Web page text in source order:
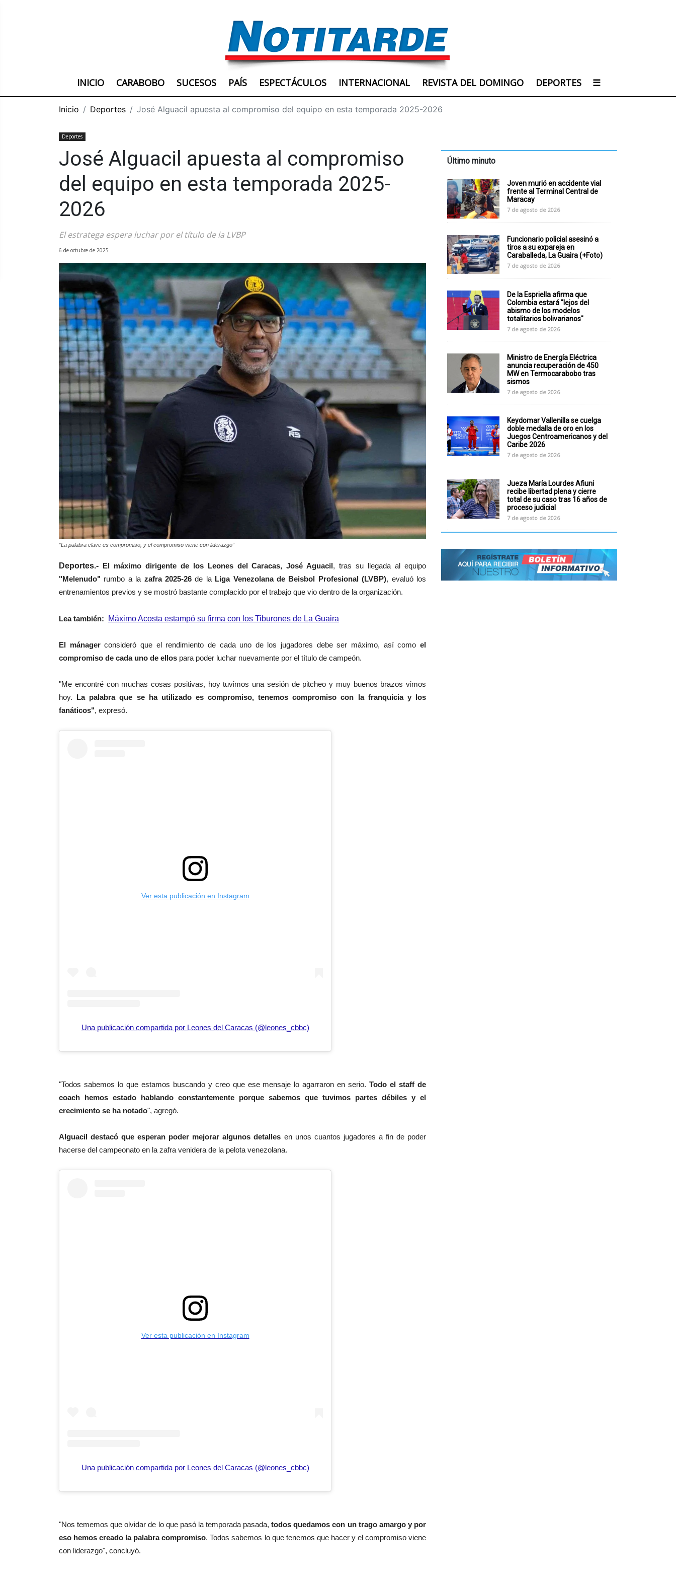
INICIO CARABOBO SUCESOS PAÍS ESPECTÁCULOS INTERNACIONAL REVISTA DEL DOMINGO DEPORTES ☰
Inicio Deportes José Alguacil apuesta al compromiso del equipo en esta temporada 2025-2026
Deportes
José Alguacil apuesta al compromiso
del equipo en esta temporada 2025-
2026
El estratega espera luchar por el título de la LVBP
6 de octubre de 2025
“La palabra clave es compromiso, y el compromiso viene con liderazgo”
Deportes.- El máximo dirigente de los Leones del Caracas, José Aguacil, tras su llegada al equipo
"Melenudo" rumbo a la zafra 2025-26 de la Liga Venezolana de Beisbol Profesional (LVBP), evaluó los
entrenamientos previos y se mostró bastante complacido por el trabajo que vio dentro de la organización.
Lea también: Máximo Acosta estampó su firma con los Tiburones de La Guaira
El mánagerconsideró que el rendimiento de cada uno de los jugadores debe ser máximo, así comoel
compromiso de cada uno de ellos para poder luchar nuevamente por el título de campeón.
"Me encontré con muchas cosas positivas, hoy tuvimos una sesión de pitcheo y muy buenos brazos vimos
hoy. La palabra que se ha utilizado es compromiso, tenemos compromiso con la franquicia y los
fanáticos", expresó.
Ver esta publicación en Instagram
Una publicación compartida por Leones del Caracas (@leones_cbbc)
"Todos sabemos lo que estamos buscando y creo que ese mensaje lo agarraron en serio.Todo el staff de
coach hemos estado hablando constantemente porque sabemos que tuvimos partes débiles y el
crecimiento se ha notado", agregó.
Alguacil destacó que esperan poder mejorar algunos detalles en unos cuantos jugadores a fin de poder
hacerse del campeonato en la zafra venidera de la pelota venezolana.
Ver esta publicación en Instagram
Una publicación compartida por Leones del Caracas (@leones_cbbc)
"Nos tememos que olvidar de lo que pasó la temporada pasada, todos quedamos con un trago amargo y por
eso hemos creado la palabra compromiso. Todos sabemos lo que tenemos que hacer y el compromiso viene
con liderazgo", concluyó.
Último minuto
Joven murió en accidente vial
frente al Terminal Central de
Maracay
7 de agosto de 2026
Funcionario policial asesinó a
tiros a su expareja en
Caraballeda, La Guaira (+Foto)
7 de agosto de 2026
De la Espriella afirma que
Colombia estará "lejos del
abismo de los modelos
totalitarios bolivarianos"
7 de agosto de 2026
Ministro de Energía Eléctrica
anuncia recuperación de 450
MW en Termocarabobo tras
sismos
7 de agosto de 2026
Keydomar Vallenilla se cuelga
doble medalla de oro en los
Juegos Centroamericanos y del
Caribe 2026
7 de agosto de 2026
Jueza María Lourdes Afiuni
recibe libertad plena y cierre
total de su caso tras 16 años de
proceso judicial
7 de agosto de 2026